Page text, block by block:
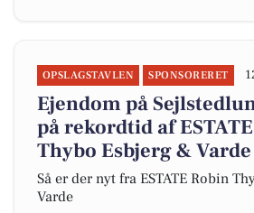
OPSLAGSTAVLEN SPONSORERET
Ejendom på
på rekordtid af
Thybo Esbjerg & Varde
Så er der nyt fra ESTATE Robin
Varde